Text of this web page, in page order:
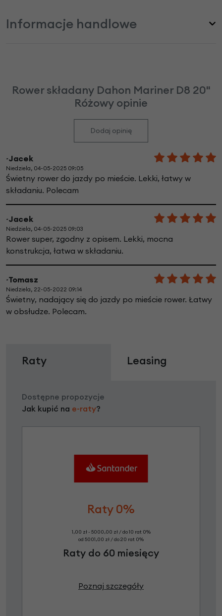
Informacje handlowe
Rower składany Dahon Mariner D8 20"
Różowy opinie
Dodaj opinię
~Jacek
Niedziela, 04-05-2025 09:05
Świetny rower do jazdy po mieście. Lekki, łatwy w
składaniu. Polecam
~Jacek
Niedziela, 04-05-2025 09:03
Rower super, zgodny z opisem. Lekki, mocna
konstrukcja, łatwa w składaniu.
~Tomasz
Niedziela, 22-05-2022 09:14
Świetny, nadający się do jazdy po mieście rower. Łatwy
w obsłudze. Polecam.
Raty Leasing
Dostępne propozycje
Jak kupić na e-raty?
Raty 0%
1,00 zł - 5000,00 zł / do 10 rat 0%
od 5001,00 zł / do 20 rat 0%
Raty do 60 miesięcy
Poznaj szczegóły